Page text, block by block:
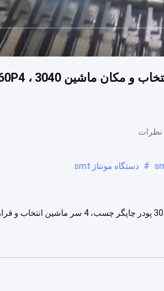
# دستگاه مونتاژ smt